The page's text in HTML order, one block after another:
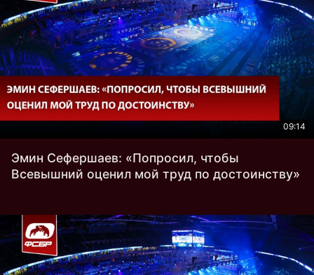
09:14
Эмин Сефершаев: «Попросил, чтобы
Всевышний оценил мой труд по достоинству»